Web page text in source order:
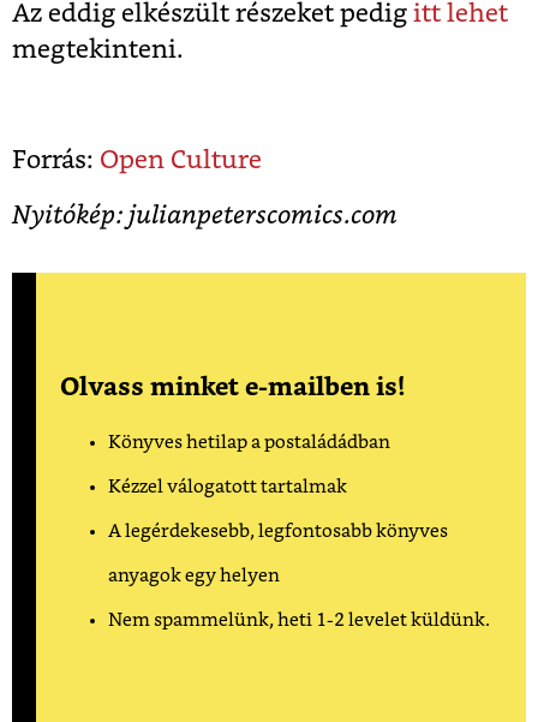
Az eddig elkészült részeket pedig itt lehet
megtekinteni.
Forrás: Open Culture
Nyitókép: julianpeterscomics.com
Olvass minket e-mailben is!
Könyves hetilap a postaládádban
Kézzel válogatott tartalmak
A legérdekesebb, legfontosabb könyves
anyagok egy helyen
Nem spammelünk, heti 1-2 levelet küldünk.